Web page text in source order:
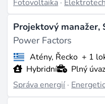
Fotovoltaika ·
Projektový manažer,
Power Factors
Atény, Řecko + 1
Hybridní
Plný
Správa energií ·